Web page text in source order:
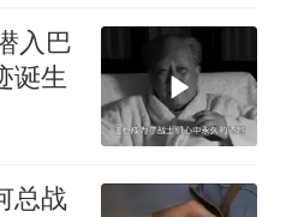
入巴
诞生
总战